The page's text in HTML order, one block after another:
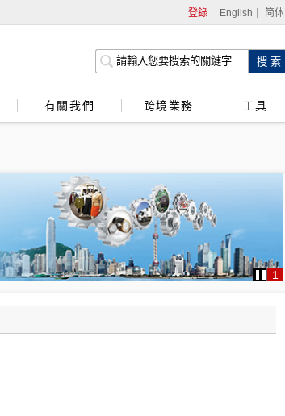
登錄 English 简体
強積金服務
有關我們 跨境業務 工具
1